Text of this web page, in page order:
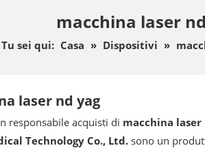
macchina laser
Tu sei qui: Casa » Dispositivi »
laser nd yag
responsabile acquisti di macchina laser
Technology Co., Ltd. sono un